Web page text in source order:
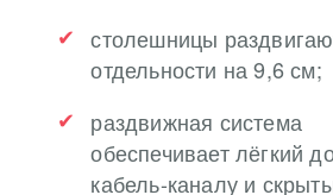
столешницы
отдельности на 9,6 см;
раздвижная система
обеспечивает лёгкий
кабель-каналу и